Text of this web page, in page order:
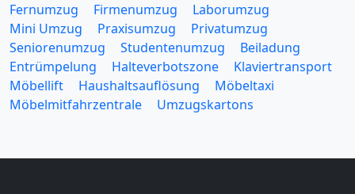
Fernumzug
Firmenumzug
Laborumzug
Mini Umzug
Praxisumzug
Privatumzug
Seniorenumzug
Studentenumzug
Beiladung
Entrümpelung
Halteverbotszone
Klaviertransport
Möbellift
Haushaltsauflösung
Möbeltaxi
Möbelmitfahrzentrale
Umzugskartons